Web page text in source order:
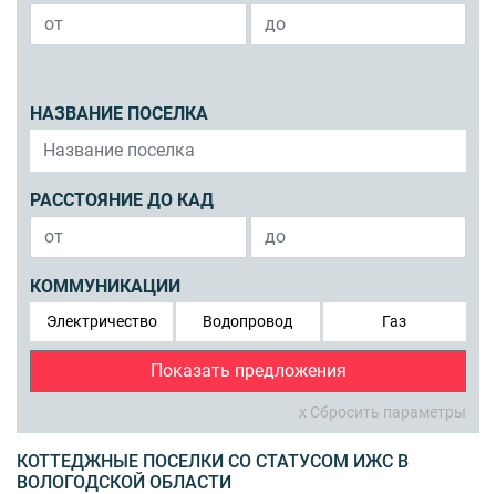
НАЗВАНИЕ ПОСЕЛКА
РАССТОЯНИЕ ДО КАД
КОММУНИКАЦИИ
Электричество Водопровод Газ
Показать предложения
x Сбросить параметры
КОТТЕДЖНЫЕ ПОСЕЛКИ СО СТАТУСОМ ИЖС В
ВОЛОГОДСКОЙ ОБЛАСТИ